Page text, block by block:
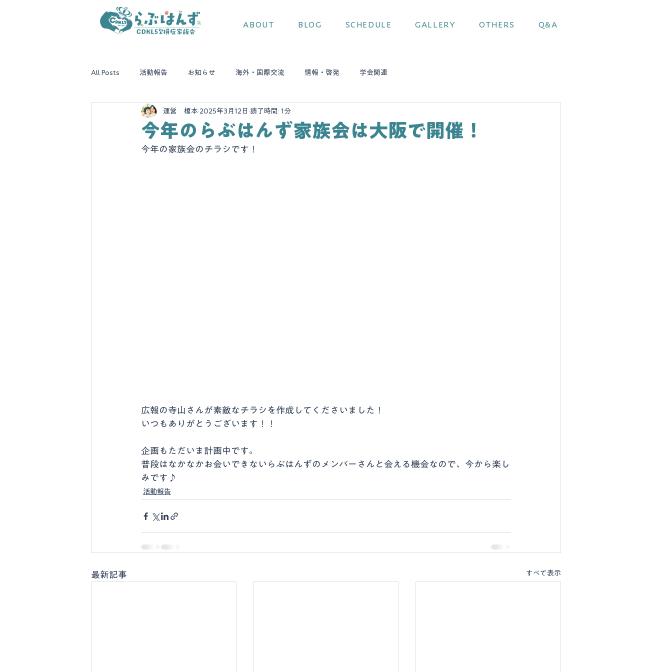
ABOUT BLOG SCHEDULE GALLERY OTHERS Q&A
All Posts 活動報告 お知らせ 海外・国際交流 情報・啓発 学会関連
今年のらぶはんず家族会は大阪で開催！
運営 榎本 2025年3月12日 読了時間: 1分
今年の家族会のチラシです！
広報の寺山さんが素敵なチラシを作成してくださいました！
いつもありがとうございます！！
企画もただいま計画中です。
普段はなかなかお会いできないらぶはんずのメンバーさんと会える機会なので、今から楽し
みです♪
活動報告
最新記事 すべて表示